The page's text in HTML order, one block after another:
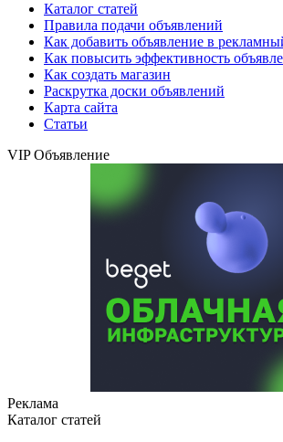
Каталог статей
Правила подачи объявлений
Как добавить объявление в
Как повысить эффективность
Как создать магазин
Раскрутка доски объявлений
Карта сайта
Статьи
VIP Объявление
Реклама
Каталог статей